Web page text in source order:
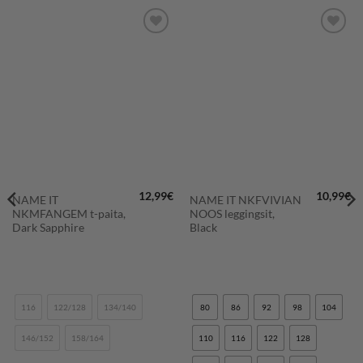
NAME IT
NKMFANGEM t-paita,
Dark Sapphire
12,99€
116 122/128 134/140
146/152 158/164
NAME IT NKFVIVIAN
NOOS leggingsit,
Black
10,99€
80 86 92 98 104
110 116 122 128